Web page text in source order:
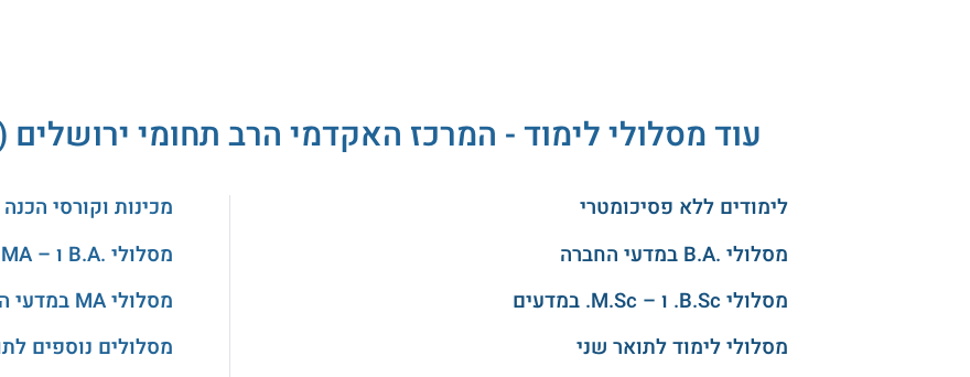
עוד מסלולי לימוד - המרכז האקדמי הרב תחומי
לימודים ללא פסיכומטרי
מסלולי .B.A במדעי החברה
מסלולי B.Sc. ו – M.Sc. במדעים
מסלולי לימוד לתואר שני
מכינות וקורסי הכנה
מסלולי .B.A ו – MA בעיצוב ובאדריכלות
מסלולי MA במדעי החברה
מסלולים נוספים